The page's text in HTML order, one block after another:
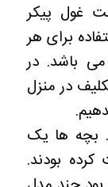
غول پیکر
برای هر
باشد. در
در منزل
بچه ها یک
بودند.